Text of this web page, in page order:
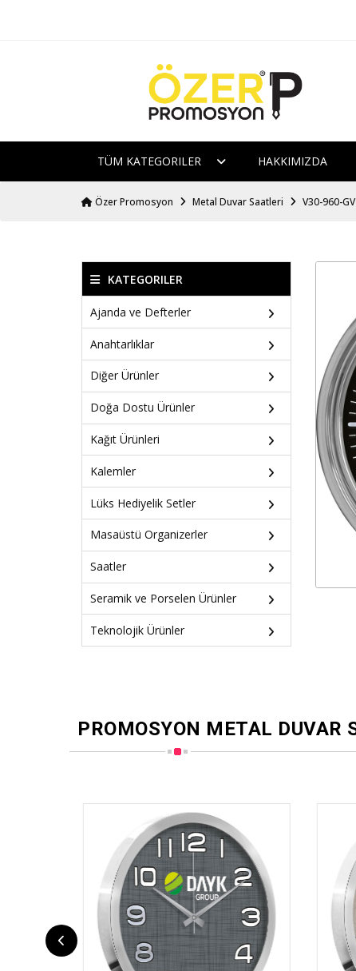
TÜM KATEGORILER HAKKIMIZDA
Özer Promosyon Metal Duvar Saatleri V30-960-
KATEGORILER
Ajanda ve Defterler
Anahtarlıklar
Diğer Ürünler
Doğa Dostu Ürünler
Kağıt Ürünleri
Kalemler
Lüks Hediyelik Setler
Masaüstü Organizerler
Saatler
Seramik ve Porselen Ürünler
Teknolojik Ürünler
PROMOSYON METAL DUVAR